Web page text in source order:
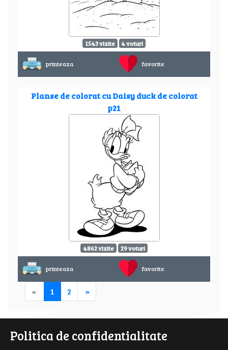
1543 vizite 4 voturi
printeaza favorite
Planse de colorat cu Daisy duck de colorat
p21
4862 vizite 29 voturi
printeaza favorite
« 1 2 »
Politica de confidentialitate